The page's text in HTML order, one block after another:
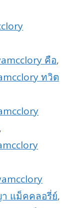
คือ,
ทวิต
,
แม็คคลอรี่ย์,